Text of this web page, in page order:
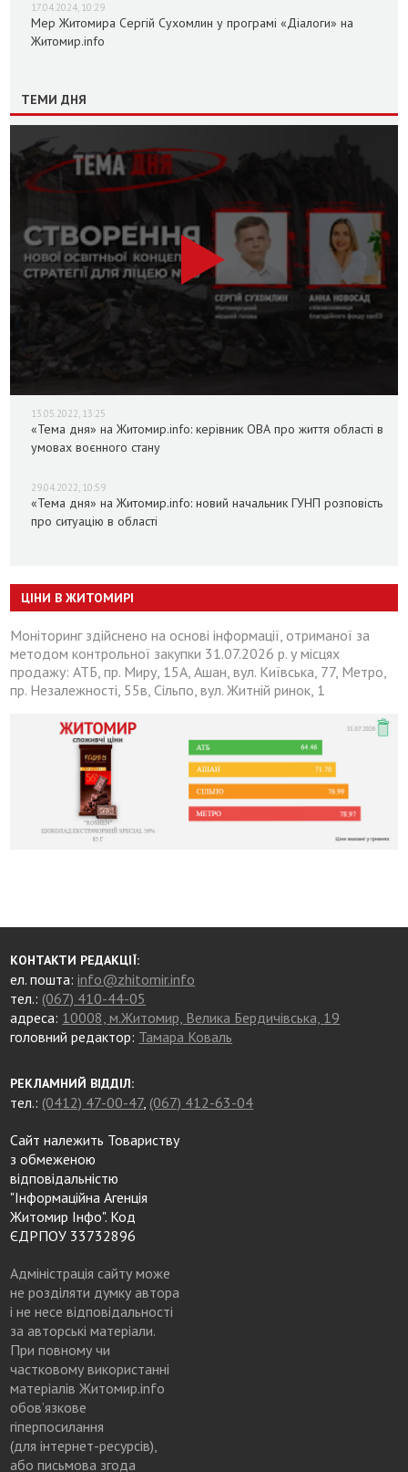
17.04.2024, 10:29
Мер Житомира Сергій Сухомлин у програмі «Діалоги» на
Житомир.info
ТЕМИ ДНЯ
13.05.2022, 13:25
«Тема дня» на Житомир.info: керівник ОВА про життя області в
умовах воєнного стану
29.04.2022, 10:59
«Тема дня» на Житомир.info: новий начальник ГУНП розповість
про ситуацію в області
ЦІНИ В ЖИТОМИРІ
Моніторинг здійснено на основі інформації, отриманої за
методом контрольної закупки 31.07.2026 р. у місцях
продажу: АТБ, пр. Миру, 15А, Ашан, вул. Київська, 77, Метро,
пр. Незалежності, 55в, Сільпо, вул. Житній ринок, 1
КОНТАКТИ РЕДАКЦІЇ:
ел. пошта:info@zhitomir.info
тел.: (067) 410-44-05
адреса: 10008, м.Житомир, Велика Бердичівська, 19
головний редактор: Тамара Коваль
РЕКЛАМНИЙ ВІДДІЛ:
тел.: (0412) 47-00-47, (067) 412-63-04
Сайт належить Товариству
з обмеженою
відповідальністю
"Інформаційна Агенція
Житомир Інфо". Код
ЄДРПОУ 33732896
Адміністрація сайту може
не розділяти думку автора
і не несе відповідальності
за авторські матеріали.
При повному чи
частковому використанні
матеріалів Житомир.info
обов’язкове
гіперпосилання
(для інтернет-ресурсів),
або письмова згода